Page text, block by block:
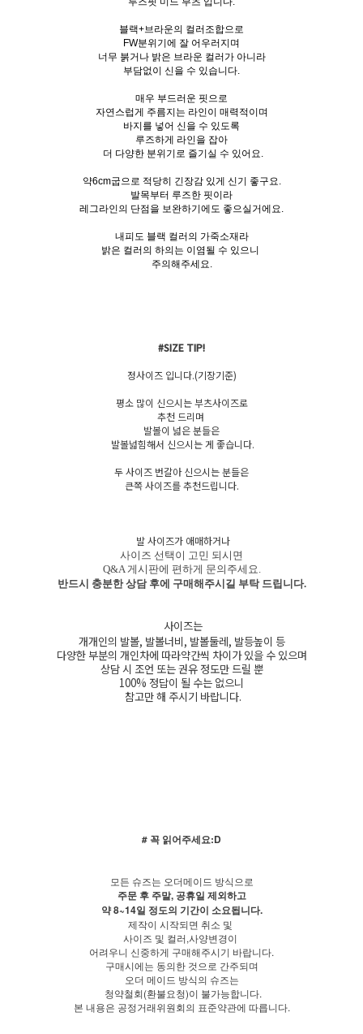
블랙+브라운의 컬러조합으로
FW분위기에 잘 어우러지며
너무 붉거나 밝은 브라운 컬러가 아니라
부담없이 신을 수 있습니다.
매우 부드러운 핏으로
자연스럽게 주름지는 라인이 매력적이며
바지를 넣어 신을 수 있도록
루즈하게 라인을 잡아
더 다양한 분위기로 즐기실 수 있어요.
약6cm굽으로 적당히 긴장감 있게 신기 좋구요.
발목부터 루즈한 핏이라
레그라인의 단점을 보완하기에도 좋으실거에요.
내피도 블랙 컬러의 가죽소재라
밝은 컬러의 하의는 이염될 수 있으니
주의해주세요.
#SIZE TIP!
정사이즈 입니다.(기장기준)
평소 많이 신으시는 부츠사이즈로
추천 드리며
발볼이 넓은 분들은
발볼넓힘해서 신으시는 게 좋습니다.
두 사이즈 번갈아 신으시는 분들은
큰쪽 사이즈를 추천드립니다.
발 사이즈가 애매하거나
사이즈 선택이 고민 되시면
Q&A 게시판에 편하게 문의주세요.
반드시 충분한 상담 후에 구매해주시길 부탁 드립니다.
사이즈는
개개인의 발볼, 발볼너비, 발볼둘레, 발등높이 등
다양한 부분의 개인차에 따라약간씩 차이가 있을 수 있으며
상담 시 조언 또는 권유 정도만 드릴 뿐
100% 정답이 될 수는 없으니
참고만 해 주시기 바랍니다.
# 꼭 읽어주세요:D
모든 슈즈는 오더메이드 방식으로
주문 후 주말, 공휴일 제외하고
약 8~14일 정도의 기간이 소요됩니다.
제작이 시작되면 취소 및
사이즈 및 컬러,사양변경이
어려우니 신중하게 구매해주시기 바랍니다.
구매시에는 동의한 것으로 간주되며
오더 메이드 방식의 슈즈는
청약철회(환불요청)이 불가능합니다.
본 내용은 공정거래위원회의 표준약관에 따릅니다.